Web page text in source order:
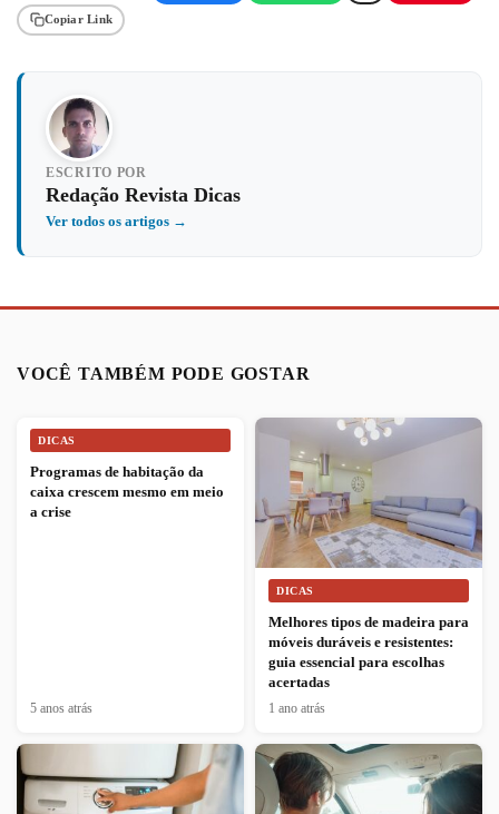
Copiar Link
ESCRITO POR
Redação Revista Dicas
Ver todos os artigos →
VOCÊ TAMBÉM PODE GOSTAR
DICAS
Programas de habitação da
caixa crescem mesmo em meio
a crise
5 anos atrás
DICAS
Melhores tipos de madeira para
móveis duráveis e resistentes:
guia essencial para escolhas
acertadas
1 ano atrás